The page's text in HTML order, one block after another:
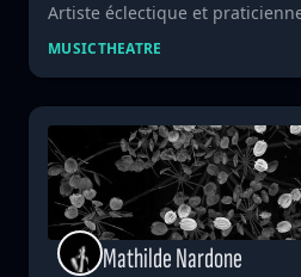
Artiste éclectique et
MUSICTHEATRE
Mathilde Nardone